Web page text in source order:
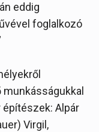
eddig
foglalkozó
Alpár
Virgil,